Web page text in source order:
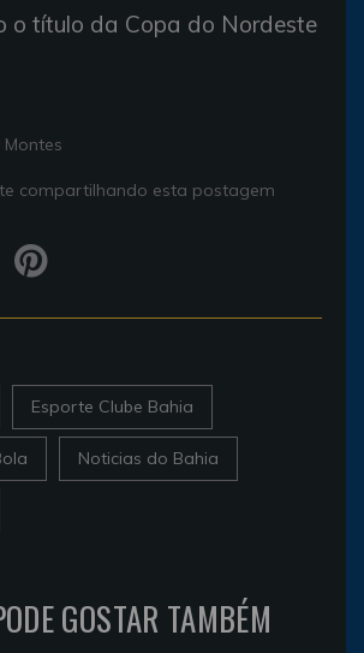
o título da Copa do Nordeste
compartilhando esta postagem
Esporte Clube Bahia
Noticias do Bahia
GOSTAR TAMBÉM